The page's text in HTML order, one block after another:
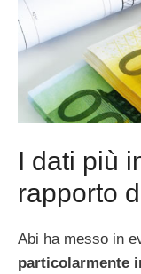
I dati più
rapporto
Abi ha messo in
particolarmente